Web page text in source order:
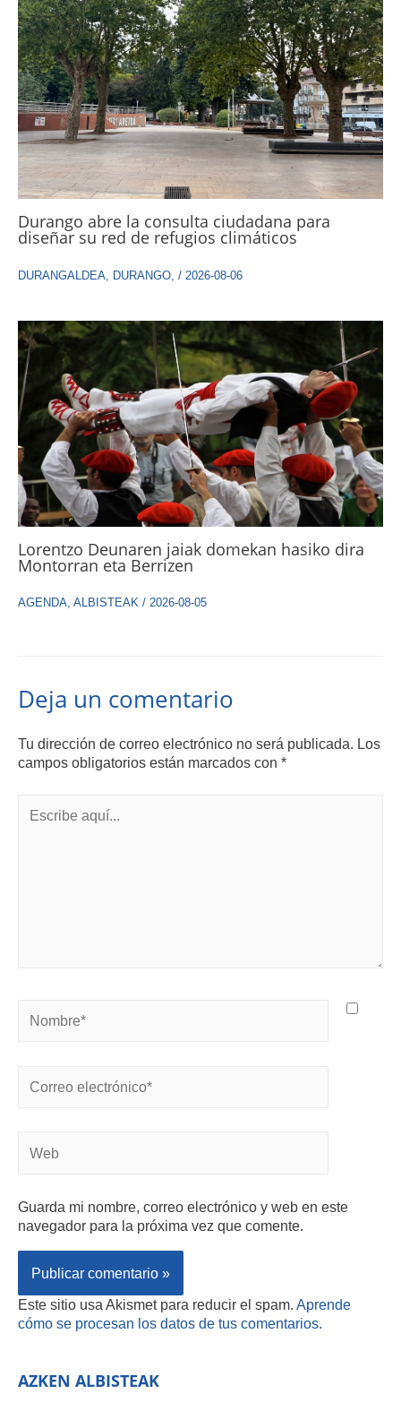
Durango abre la consulta ciudadana para
diseñar su red de refugios climáticos
DURANGALDEA DURANGO / 2026-08-06
Lorentzo Deunaren jaiak domekan hasiko dira
Montorran eta Berrizen
AGENDA, ALBISTEAK / 2026-08-05
Deja un comentario
Tu dirección de correo electrónico no será publicada. Los
campos obligatorios están marcados con *
Guarda mi nombre, correo electrónico y web en este
navegador para la próxima vez que comente.
Este sitio usa Akismet para reducir el spam. Aprende
cómo se procesan los datos de tus comentarios.
AZKEN ALBISTEAK